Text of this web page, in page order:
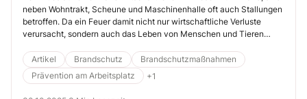
Brandschutz
neben Wohntrakt, Scheune und Maschinenhalle oft auch Stallungen
betroffen. Da ein Feuer damit nicht nur wirtschaftliche Verluste
verursacht, sondern auch das Leben von Menschen und Tieren
Betrieben eine entscheidende Rolle.
Artikel Brandschutz
Brandschutzmaßnahmen
Prävention am Arbeitsplatz
+1